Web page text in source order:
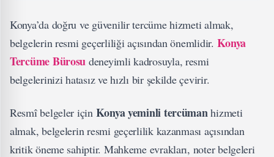
Konya’da doğru ve güvenilir tercüme hizmeti almak,
belgelerin resmi geçerliliği açısından önemlidir. Konya
Tercüme Bürosu deneyimli kadrosuyla, resmi
belgelerinizi hatasız ve hızlı bir şekilde çevirir.
Resmî belgeler için Konya yeminli tercümanhizmeti
almak, belgelerin resmi geçerlilik kazanması açısından
kritik öneme sahiptir. Mahkeme evrakları, noter belgeleri